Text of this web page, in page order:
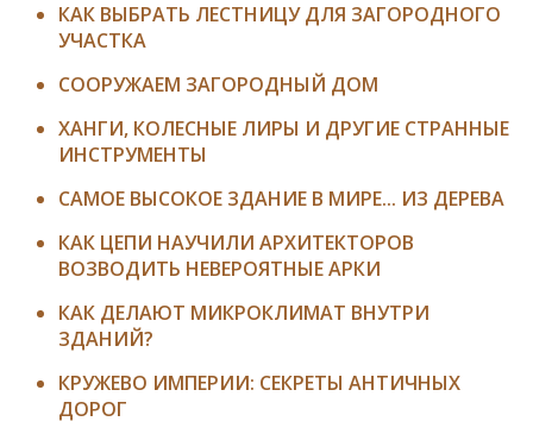
КАК ВЫБРАТЬ ЛЕСТНИЦУ ДЛЯ ЗАГОРОДНОГО
УЧАСТКА
СООРУЖАЕМ ЗАГОРОДНЫЙ ДОМ
ХАНГИ, КОЛЕСНЫЕ ЛИРЫ И ДРУГИЕ СТРАННЫЕ
ИНСТРУМЕНТЫ
САМОЕ ВЫСОКОЕ ЗДАНИЕ В МИРЕ... ИЗ ДЕРЕВА
КАК ЦЕПИ НАУЧИЛИ АРХИТЕКТОРОВ
ВОЗВОДИТЬ НЕВЕРОЯТНЫЕ АРКИ
КАК ДЕЛАЮТ МИКРОКЛИМАТ ВНУТРИ
ЗДАНИЙ?
КРУЖЕВО ИМПЕРИИ: СЕКРЕТЫ АНТИЧНЫХ
ДОРОГ